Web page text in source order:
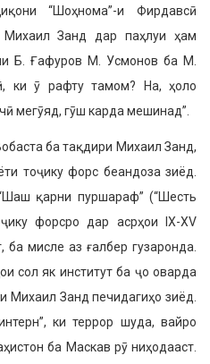
“Шоҳнома”-и Фирдавсӣ
Занд дар паҳлуи ҳам
Б. Ғафуров М. Усмонов ба М.
ки ӯ рафту тамом? На, ҳоло
мегӯяд, гӯш карда мешинад”.
ба тақдири Михаил Занд,
тоҷику форс беандоза зиёд.
қарни пур­шараф” (“Шесть
форсро дар асрҳои IX-XV
ба мисле аз ғалбер гузаронда.
сол як институт ба ҷо оварда
Михаил Занд печидагиҳо зиёд.
ки террор шуда, вайро
ба Маскав рӯ ниҳодааст.